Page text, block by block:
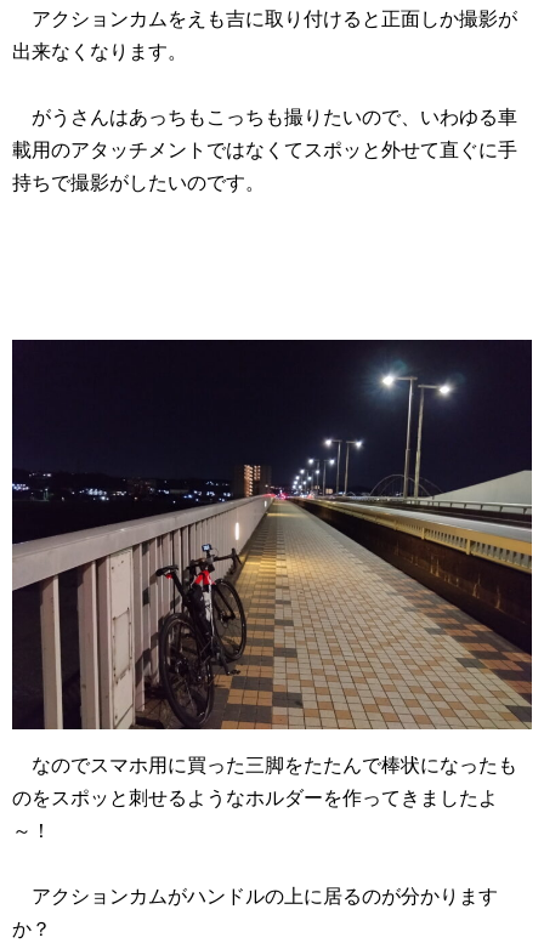
アクションカムをえも吉に取り付けると正面しか撮影が
出来なくなります。
がうさんはあっちもこっちも撮りたいので、いわゆる車
載用のアタッチメントではなくてスポッと外せて直ぐに手
持ちで撮影がしたいのです。
なのでスマホ用に買った三脚をたたんで棒状になったも
のをスポッと刺せるようなホルダーを作ってきましたよ
～！
アクションカムがハンドルの上に居るのが分かります
か？